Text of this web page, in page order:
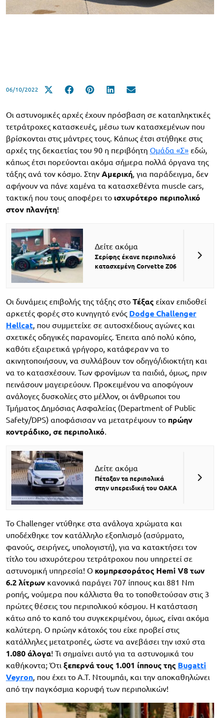
06/10/2022
Οι αστυνομικές αρχές έχουν πρόσβαση σε καταπληκτικές
τετράτροχες κατασκευές, μέσω των κατασχεμένων που
βρίσκονται στις μάντρες τους. Κάπως έτσι στήθηκε στις
αρχές της δεκαετίας του 90 η περιβόητη Ομάδα «Σ» εδώ,
κάπως έτσι πορεύονται ακόμα σήμερα πολλά όργανα της
τάξης ανά τον κόσμο. Στην Αμερική, για παράδειγμα, δεν
αφήνουν να πάνε χαμένα τα κατασχεθέντα muscle cars,
τακτική που τους αποφέρει το ισχυρότερο περιπολικό
στον πλανήτη!
Δείτε ακόμα
Σερίφης έκανε περιπολικό
κατασχεμένη Corvette Z06
Οι δυνάμεις επιβολής της τάξης στο Τέξας είχαν επιδοθεί
αρκετές φορές στο κυνηγητό ενός Dodge Challenger
Hellcat , που συμμετείχε σε αυτοσχέδιους αγώνες και
σχετικές οδηγικές παρανομίες. Έπειτα από πολύ κόπο,
καθότι εξαιρετικά γρήγορο, κατάφεραν να το
ακινητοποιήσουν, να συλλάβουν τον οδηγό/ιδιοκτήτη και
να το κατασχέσουν. Των φρονίμων τα παιδιά, όμως, πριν
πεινάσουν μαγειρεύουν. Προκειμένου να αποφύγουν
ανάλογες δυσκολίες στο μέλλον, οι άνθρωποι του
Τμήματος Δημόσιας Ασφαλείας (Department of Public
Safety/DPS) αποφάσισαν να μετατρέψουν το πρώην
κοντράδικο, σε περιπολικό
Δείτε ακόμα
Πέταξαν τα περιπολικά
στην υπερειδική του ΟΑΚΑ
Το Challenger ντύθηκε στα ανάλογα χρώματα και
υποδέχθηκε τον κατάλληλο εξοπλισμό (ασύρματο,
φανούς, σειρήνες, υπολογιστή), για να κατακτήσει τον
τίτλο του ισχυρότερου τετράτροχου που υπηρετεί σε
αστυνομική υπηρεσία! Ο κομπρεσοράτος Hemi V8 των
6.2 λίτρων κανονικά παράγει 707 ίππους και 881 Nm
ροπής, νούμερα που κάλλιστα θα το τοποθετούσαν στις 3
πρώτες θέσεις του περιπολικού κόσμου. Η κατάσταση
κάτω από το καπό του συγκεκριμένου, όμως, είναι ακόμα
καλύτερη. Ο πρώην κάτοχός του είχε προβεί στις
κατάλληλες μετατροπές, ώστε να ανεβάσει την ισχύ στα
1.080 άλογα! Τι σημαίνει αυτό για τα αστυνομικά του
καθήκοντα; Ότι ξεπερνά τους 1.001 ίππους της Bugatti
Veyron, που έχει το Α.Τ. Ντουμπάι, και την αποκαθηλώνει
από την παγκόσμια κορυφή των περιπολικών!